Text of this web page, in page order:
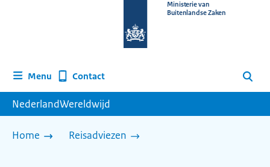
homepage
Ministerie van
Buitenlandse Zaken
Menu Contact Zoeken
NederlandWereldwijd
Home Reisadviezen